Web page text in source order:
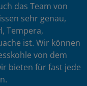
das Team von
sehr genau,
Tempera,
ist. Wir können
von dem
bieten für fast jede